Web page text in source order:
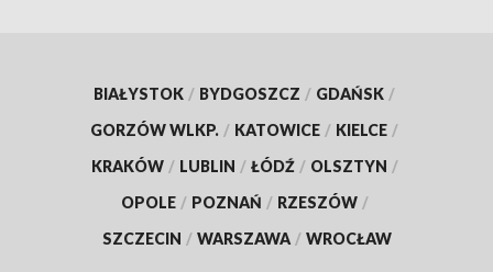
BIAŁYSTOK / BYDGOSZCZ / GDAŃSK /
GORZÓW WLKP. / KATOWICE / KIELCE /
KRAKÓW / LUBLIN / ŁÓDŹ / OLSZTYN /
OPOLE / POZNAŃ / RZESZÓW /
SZCZECIN / WARSZAWA / WROCŁAW